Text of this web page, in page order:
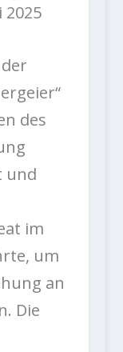
2025
des
und
im
um
an
Die